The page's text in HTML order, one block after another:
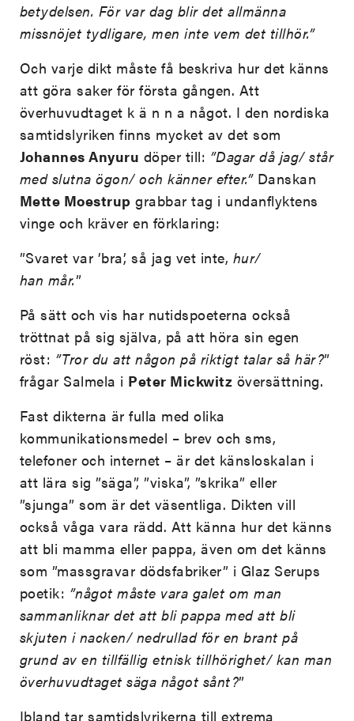
betydelsen. För var dag blir det allmänna
missnöjet tydligare, men inte vem det tillhör.”
Och varje dikt måste få beskriva hur det känns
att göra saker för första gången. Att
överhuvudtaget k ä n n a något. I den nordiska
samtidslyriken finns mycket av det som
Johannes Anyuru döper till: ”Dagar då jag/ står
med slutna ögon/ och känner efter.”Danskan
Mette Moestrup grabbar tag i undanflyktens
vinge och kräver en förklaring:
”Svaret var ’bra’, så jag vet inte, hur/
han mår.”
På sätt och vis har nutidspoeterna också
tröttnat på sig själva, på att höra sin egen
röst: ”Tror du att någon på riktigt talar så här?”
frågar Salmela i Peter Mickwitz översättning.
Fast dikterna är fulla med olika
kommunikationsmedel – brev och sms,
telefoner och internet – är det känsloskalan i
att lära sig ”säga”, ”viska”, ”skrika” eller
”sjunga” som är det väsentliga. Dikten vill
också våga vara rädd. Att känna hur det känns
att bli mamma eller pappa, även om det känns
som ”massgravar dödsfabriker” i Glaz Serups
poetik: ”något måste vara galet om man
sammanliknar det att bli pappa med att bli
skjuten i nacken/ nedrullad för en brant på
grund av en tillfällig etnisk tillhörighet/ kan man
överhuvudtaget säga något sånt?”
Ibland tar samtidslyrikerna till extrema